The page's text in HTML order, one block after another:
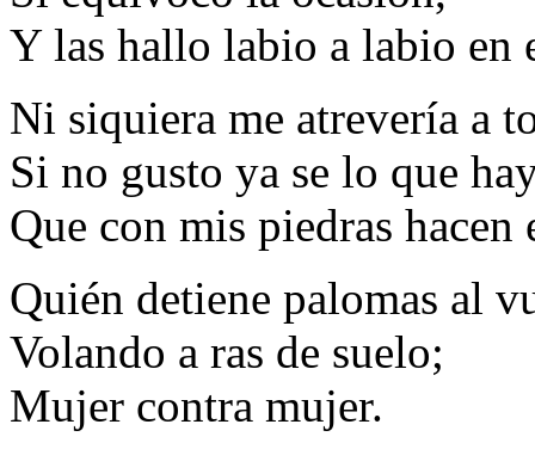
Y las hallo labio a labio en
Ni siquiera me atrevería a
Si no gusto ya se lo que
Que con mis piedras hacen
Quién detiene palomas al
Volando a ras de suelo;
Mujer contra mujer.